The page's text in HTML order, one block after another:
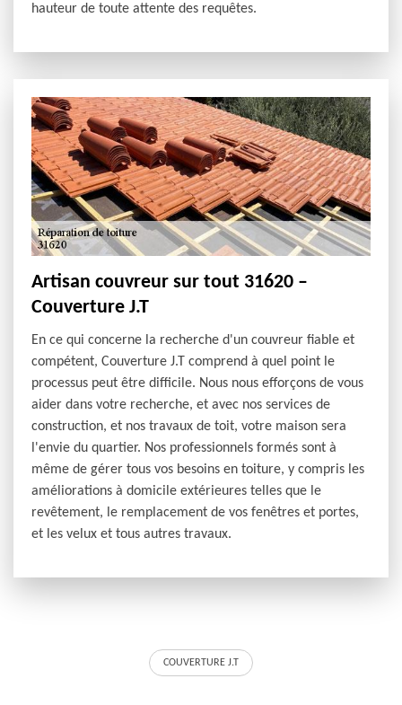
hauteur de toute attente des requêtes.
Artisan couvreur sur tout 31620 –
Couverture J.T
En ce qui concerne la recherche d'un couvreur fiable et
compétent, Couverture J.T comprend à quel point le
processus peut être difficile. Nous nous efforçons de vous
aider dans votre recherche, et avec nos services de
construction, et nos travaux de toit, votre maison sera
l'envie du quartier. Nos professionnels formés sont à
même de gérer tous vos besoins en toiture, y compris les
améliorations à domicile extérieures telles que le
revêtement, le remplacement de vos fenêtres et portes,
et les velux et tous autres travaux.
COUVERTURE J.T